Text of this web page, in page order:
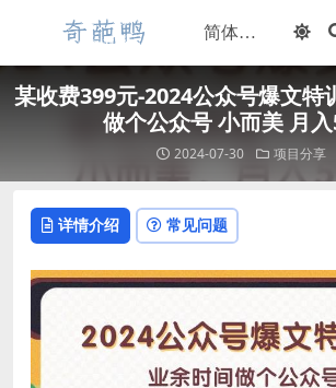
某收费399元-2024公众号爆文特
做个公众号 小而美 月
2024-07-30 项目分享
详情介绍 常见问题